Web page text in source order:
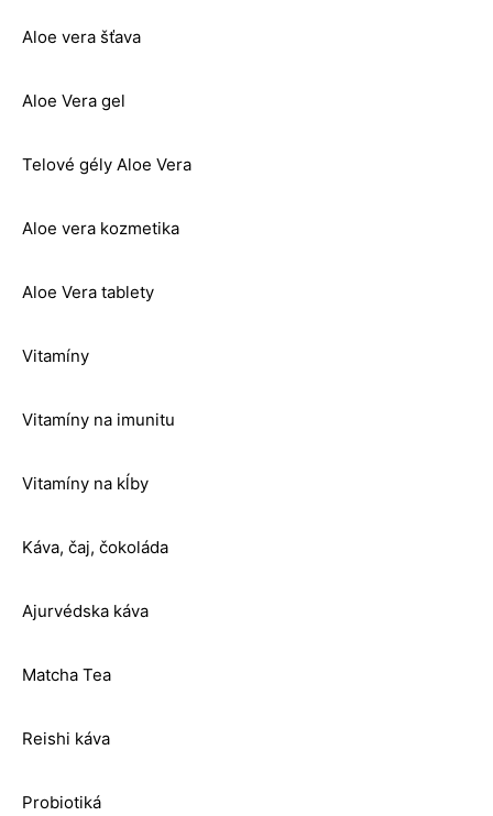
Aloe vera šťava
Aloe Vera gel
Telové gély Aloe Vera
Aloe vera kozmetika
Aloe Vera tablety
Vitamíny
Vitamíny na imunitu
Vitamíny na kĺby
Káva, čaj, čokoláda
Ajurvédska káva
Matcha Tea
Reishi káva
Probiotiká